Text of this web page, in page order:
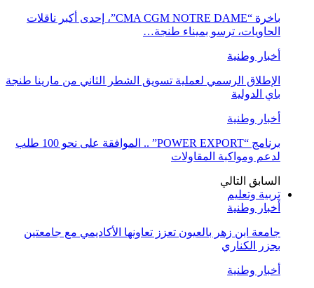
باخرة “CMA CGM NOTRE DAME”، إحدى أكبر ناقلات
الحاويات، ترسو بميناء طنجة…
أخبار وطنية
الإطلاق الرسمي لعملية تسويق الشطر الثاني من مارينا طنجة
باي الدولية
أخبار وطنية
برنامج “POWER EXPORT” .. الموافقة على نحو 100 طلب
لدعم ومواكبة المقاولات
السابق التالي
تربية وتعليم
أخبار وطنية
جامعة ابن زهر بالعيون تعزز تعاونها الأكاديمي مع جامعتين
بجزر الكناري
أخبار وطنية